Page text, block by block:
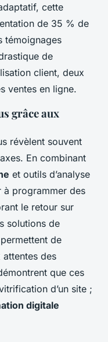
cette
de 35 % de
témoignages
de
client, deux
ventes en ligne.
grâce aux
révèlent souvent
En combinant
et outils d’analyse
à programmer des
le retour sur
solutions de
de
des
que ces
d’un site ;
digitale